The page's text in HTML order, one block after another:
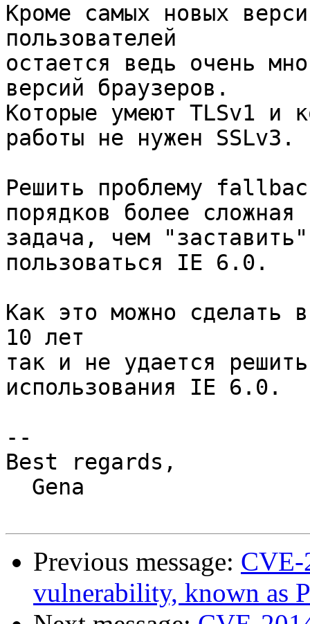
Кроме самых новых
пользователей
остается ведь очень
версий браузеров.
Которые умеют TLSv1 и
работы не нужен SSLv3.
Решить проблему
порядков более сложная
задача, чем
пользоваться IE 6.0.
Как это можно сделать
10 лет
так и не удается
использования IE 6.0.
--
Best regards,
Previous message: CVE-
vulnerability, known as